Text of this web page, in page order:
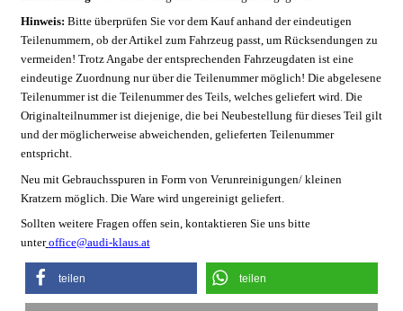
Hinweis: Bitte überprüfen Sie vor dem Kauf anhand der eindeutigen
Teilenummern, ob der Artikel zum Fahrzeug passt, um Rücksendungen zu
vermeiden! Trotz Angabe der entsprechenden Fahrzeugdaten ist eine
eindeutige Zuordnung nur über die Teilenummer möglich! Die abgelesene
Teilenummer ist die Teilenummer des Teils, welches geliefert wird. Die
Originalteilnummer ist diejenige, die bei Neubestellung für dieses Teil gilt
und der möglicherweise abweichenden, gelieferten Teilenummer
entspricht.
Neu mit Gebrauchsspuren in Form von Verunreinigungen/ kleinen
Kratzern möglich. Die Ware wird ungereinigt geliefert.
Sollten weitere Fragen offen sein, kontaktieren Sie uns bitte
unter office@audi-klaus.at
teilen teilen